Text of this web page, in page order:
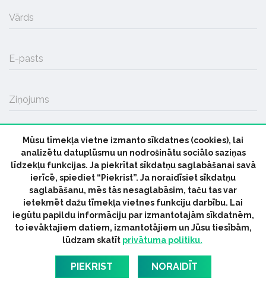
Vārds
E-pasts
Ziņojums
SŪTĪT
© 2026 parmuziku.lv, visas tiesības paturētas
ParMuziku.lv Mūzikas Ziņas
Industrijas Ziņas
Industrijas ABC
Mūzika Biznesam
Latvijas oficiālais
dziesmu TOPS
RIGaLIVE
Mūsu tīmekļa vietne izmanto sīkdatnes (cookies), lai
analizētu datuplūsmu un nodrošinātu sociālo saziņas
līdzekļu funkcijas. Ja piekrītat sīkdatņu saglabāšanai savā
ierīcē, spiediet “Piekrist”. Ja noraidīsiet sīkdatņu
saglabāšanu, mēs tās nesaglabāsim, taču tas var
ietekmēt dažu tīmekļa vietnes funkciju darbību. Lai
iegūtu papildu informāciju par izmantotajām sīkdatnēm,
to ievāktajiem datiem, izmantotājiem un Jūsu tiesībām,
lūdzam skatīt privātuma politiku.
PIEKRIST NORAIDĪT